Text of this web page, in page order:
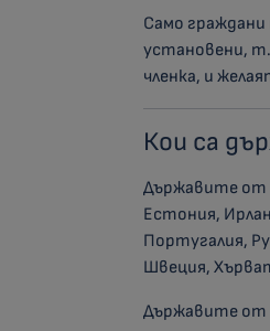
Само
установени,
членка, и
Кои са
Държавите от
Естония,
Португалия,
Швеция,
Държавите от